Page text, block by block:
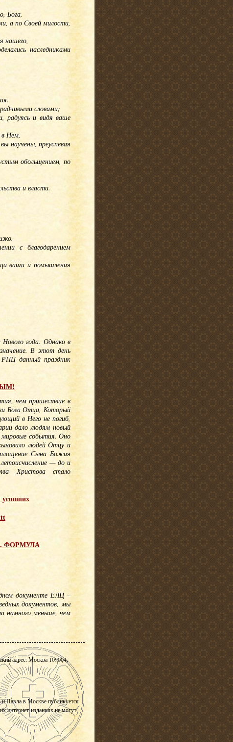
Бога,
а по Своей милости,
нашего,
наследниками
словами;
радуясь и видя ваше
Нём,
научены, преуспевая
обольщением, по
и власти.
с благодарением
ваши и помышления
года. Однако в
В этот день
РПЦ данный праздник
чем пришествие в
Бога Отца, Который
в Него не погиб,
дало людям новый
мировые события. Оно
людей Отцу и
Сына Божия
— до и
Христова стало
усопших
ФОРМУЛА
документе ЕЛЦ –
документов, мы
намного меньше, чем
адрес: Москва 109004,
Павла в Москве публикуется
интернет-изданиях не могут